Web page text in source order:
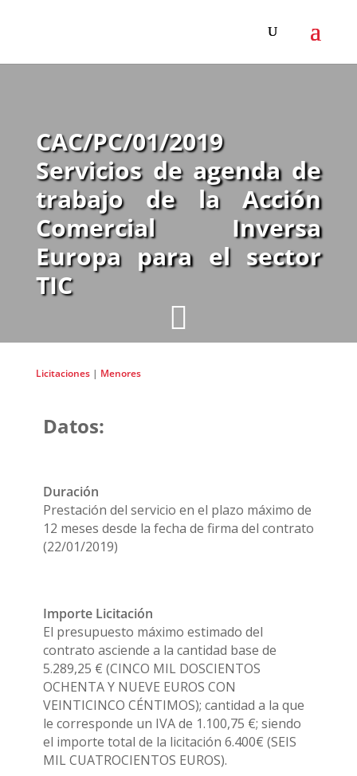

CAC/PC/01/2019
Servicios de agenda de
trabajo de la Acción
Comercial Inversa
Europa para el sector
TIC
Licitaciones| Menores
Datos:
Duración
Prestación del servicio en el plazo máximo de
12 meses desde la fecha de firma del contrato
(22/01/2019)
Importe Licitación
El presupuesto máximo estimado del
contrato asciende a la cantidad base de
5.289,25 € (CINCO MIL DOSCIENTOS
OCHENTA Y NUEVE EUROS CON
VEINTICINCO CÉNTIMOS); cantidad a la que
le corresponde un IVA de 1.100,75 €; siendo
el importe total de la licitación 6.400€ (SEIS
MIL CUATROCIENTOS EUROS).